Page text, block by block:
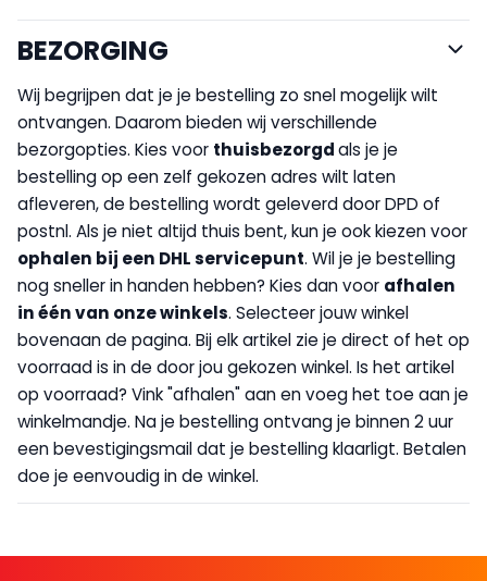
BEZORGING
Wij begrijpen dat je je bestelling zo snel mogelijk wilt
ontvangen. Daarom bieden wij verschillende
bezorgopties. Kies voor thuisbezorgdals je je
bestelling op een zelf gekozen adres wilt laten
afleveren, de bestelling wordt geleverd door DPD of
postnl. Als je niet altijd thuis bent, kun je ook kiezen voor
ophalen bij een DHL servicepunt. Wil je je bestelling
nog sneller in handen hebben? Kies dan voor afhalen
in één van onze winkels. Selecteer jouw winkel
bovenaan de pagina. Bij elk artikel zie je direct of het op
voorraad is in de door jou gekozen winkel. Is het artikel
op voorraad? Vink "afhalen" aan en voeg het toe aan je
winkelmandje. Na je bestelling ontvang je binnen 2 uur
een bevestigingsmail dat je bestelling klaarligt. Betalen
doe je eenvoudig in de winkel.